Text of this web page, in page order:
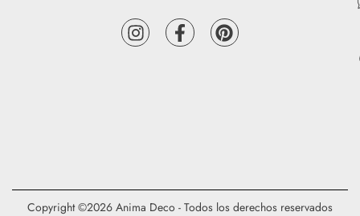
Copyright ©2026 Anima Deco - Todos los derechos reservados